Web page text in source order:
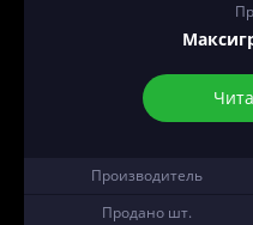
Производитель
Продано шт.